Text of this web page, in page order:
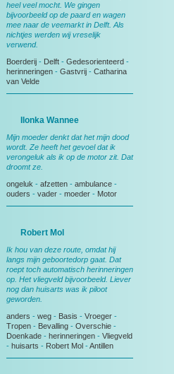
heel veel mocht. We gingen
bijvoorbeeld op de paard en wagen
mee naar de veemarkt in Delft. Als
nichtjes werden wij vreselijk
verwend.
Boerderij - Delft - Gedesorienteerd -
herinneringen - Gastvrij - Catharina
van Velde
Ilonka Wannee
Mijn moeder denkt dat het mijn dood
wordt. Ze heeft het gevoel dat ik
verongeluk als ik op de motor zit. Dat
droomt ze.
ongeluk - afzetten - ambulance -
ouders - vader - moeder - Motor
Robert Mol
Ik hou van deze route, omdat hij
langs mijn geboortedorp gaat. Dat
roept toch automatisch herinneringen
op. Het vliegveld bijvoorbeeld. Liever
nog dan huisarts was ik piloot
geworden.
anders - weg - Basis - Vroeger -
Tropen - Bevalling - Overschie -
Doenkade - herinneringen - Vliegveld
- huisarts - Robert Mol -Antillen